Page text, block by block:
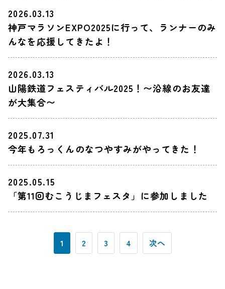
2026.03.13
神戸マラソンEXPO2025に行って、ランナーのみ
んなを応援してきたよ！
2026.03.13
山陽鉄道フェスティバル2025！〜沿線のお友達
が大集合〜
2025.07.31
今年もろっくんのなつやすみがやってきた！
2025.05.15
「第11回むこうじまフェスタ」に参加しました
1 2 3 4 次へ